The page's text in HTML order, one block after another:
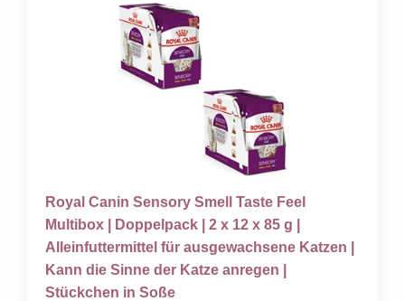
Royal Canin Sensory Smell Taste Feel
Multibox | Doppelpack | 2 x 12 x 85 g |
Alleinfuttermittel für ausgewachsene Katzen |
Kann die Sinne der Katze anregen |
Stückchen in Soße